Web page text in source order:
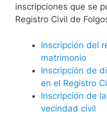
inscripciones que se
Registro Civil de
Inscripción del
matrimonio
Inscripción de
en el Registro
Inscripción de
vecindad civil